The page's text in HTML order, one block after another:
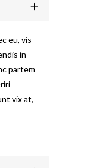
eu, vis
in
partem
vix at,